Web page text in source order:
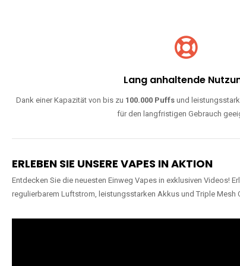
Lang anhaltende
Dank einer Kapazität von bis zu 100.000 Puffs und
für den langfristigen Gebrauch
ERLEBEN SIE UNSERE VAPES IN AKTION
Entdecken Sie die neuesten Einweg Vapes in exklusiven Videos!
regulierbarem Luftstrom, leistungsstarken Akkus und Triple Mesh